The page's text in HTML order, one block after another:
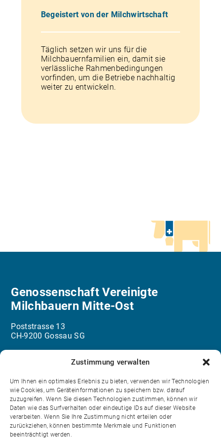
Zustimmung verwalten
Um Ihnen ein optimales Erlebnis zu bieten, verwenden wir Technologien
wie Cookies, um Geräteinformationen zu speichern bzw. darauf
zuzugreifen. Wenn Sie diesen Technologien zustimmen, können wir
Daten wie das Surfverhalten oder eindeutige IDs auf dieser Website
verarbeiten. Wenn Sie Ihre Zustimmung nicht erteilen oder
zurückziehen, können bestimmte Merkmale und Funktionen
beeinträchtigt werden.
Begeistert von der Milchwirtschaft
Täglich setzen wir uns für die
Milchbauernfamilien ein, damit sie
verlässliche Rahmenbedingungen
vorfinden, um die Betriebe nachhaltig
weiter zu entwickeln.
Genossenschaft Vereinigte
Milchbauern Mitte-Ost
Poststrasse 13
CH-9200 Gossau SG
Kontakt